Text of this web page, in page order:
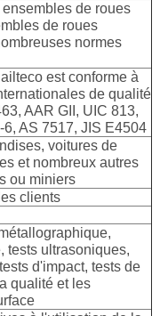
de roues
de roues
normes
est conforme à
de qualité
AAR GII, UIC 813,
AS 7517, JIS E4504
voitures de
et nombreux autres
ou miniers
clients
tests ultrasoniques,
d'impact, tests de
qualité et les